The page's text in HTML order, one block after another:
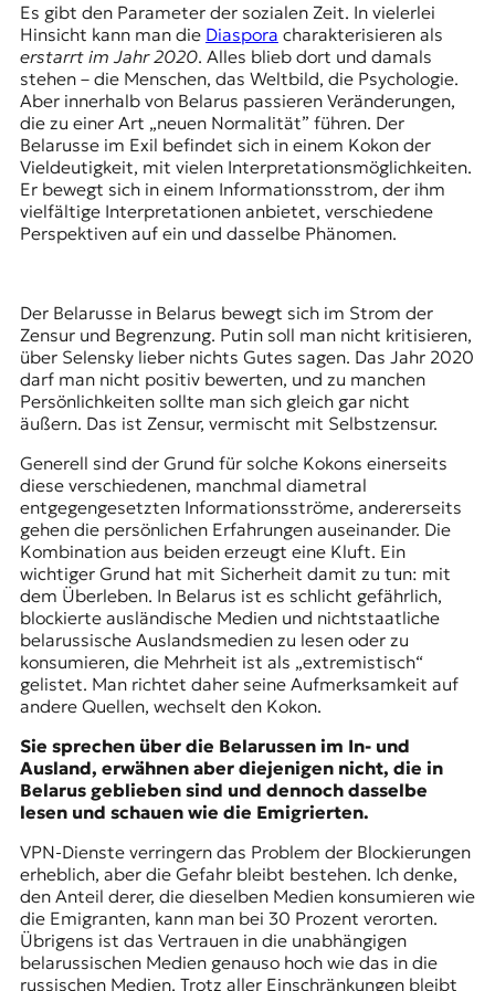
Es gibt den Parameter der sozialen Zeit. In vielerlei
Hinsicht kann man die Diaspora charakterisieren als
erstarrt im Jahr 2020. Alles blieb dort und damals
stehen – die Menschen, das Weltbild, die Psychologie.
Aber innerhalb von Belarus passieren Veränderungen,
die zu einer Art „neuen Normalität” führen. Der
Belarusse im Exil befindet sich in einem Kokon der
Vieldeutigkeit, mit vielen Interpretationsmöglichkeiten.
Er bewegt sich in einem Informationsstrom, der ihm
vielfältige Interpretationen anbietet, verschiedene
Perspektiven auf ein und dasselbe Phänomen.
Der Belarusse in Belarus bewegt sich im Strom der
Zensur und Begrenzung. Putin soll man nicht kritisieren,
über Selenskylieber nichts Gutes sagen. Das Jahr 2020
darf man nicht positiv bewerten, und zu manchen
Persönlichkeiten sollte man sich gleich gar nicht
äußern. Das ist Zensur, vermischt mit Selbstzensur.
Generell sind der Grund für solche Kokons einerseits
diese verschiedenen, manchmal diametral
entgegengesetzten Informationsströme, andererseits
gehen die persönlichen Erfahrungen auseinander. Die
Kombination aus beiden erzeugt eine Kluft. Ein
wichtiger Grund hat mit Sicherheit damit zu tun: mit
dem Überleben. In Belarus ist es schlicht gefährlich,
blockierte ausländische Medien und nichtstaatliche
belarussische Auslandsmedien zu lesen oder zu
konsumieren, die Mehrheit ist als „extremistisch“
gelistet. Man richtet daher seine Aufmerksamkeit auf
andere Quellen, wechselt den Kokon.
Sie sprechen über die Belarussen im In- und
Ausland, erwähnen aber diejenigen nicht, die in
Belarus geblieben sind und dennoch dasselbe
lesen und schauen wie die Emigrierten.
VPN-Dienste verringern das Problem der Blockierungen
erheblich, aber die Gefahr bleibt bestehen. Ich denke,
den Anteil derer, die dieselben Medien konsumieren wie
die Emigranten, kann man bei 30 Prozent verorten.
Übrigens ist das Vertrauen in die unabhängigen
belarussischen Medien genauso hoch wie das in die
russischen Medien. Trotz aller Einschränkungen bleibt